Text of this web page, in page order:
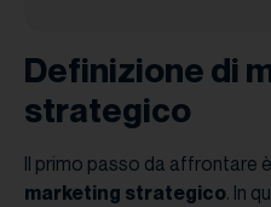
Definizione di
strategico
Il primo passo da affrontare
marketing strategico. In